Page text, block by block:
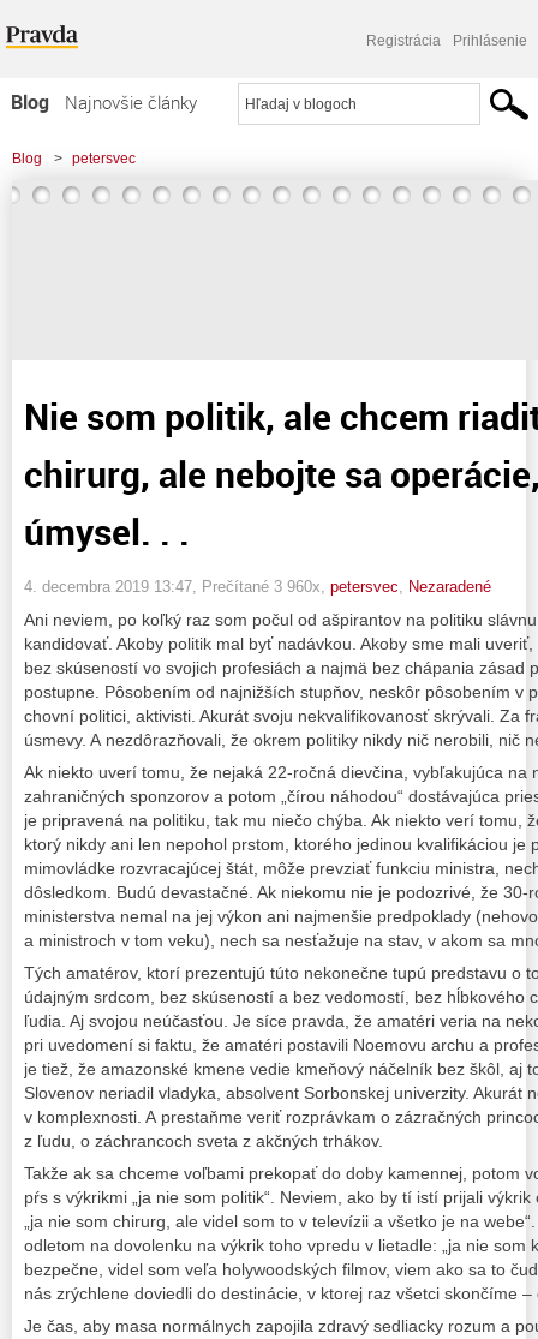
Registrácia Prihlásenie
Blog
Najnovšie články
Najčítanejšie články
Najkomentovanejšie články
Blog > petersvec
> Nie som politik, ale chcem riadiť štát. Nie som chirurg, ale nebojte sa
Nie som politik, ale chcem
chirurg, ale nebojte sa
úmysel. . .
4. decembra 2019 13:47 , Prečítané 3 960x, petersvec Nezaradené
Ani neviem, po koľký raz som počul od ašpirantov na politiku
kandidovať. Akoby politik mal byť nadávkou. Akoby sme mali
bez skúseností vo svojich profesiách a najmä bez chápania zásad
postupne. Pôsobením od najnižších stupňov, neskôr pôsobením v
chovní politici, aktivisti. Akurát svoju nekvalifikovanosť skrývali. Za
úsmevy. A nezdôrazňovali, že okrem politiky nikdy nič nerobili, nič
Ak niekto uverí tomu, že nejaká 22-ročná dievčina, vybľakujúca na
zahraničných sponzorov a potom „čírou náhodou“ dostávajúca
je pripravená na politiku, tak mu niečo chýba. Ak niekto verí tomu,
ktorý nikdy ani len nepohol prstom, ktorého jedinou kvalifikáciou je
mimovládke rozvracajúcej štát, môže prevziať funkciu ministra,
dôsledkom. Budú devastačné. Ak niekomu nie je podozrivé, že
ministerstva nemal na jej výkon ani najmenšie predpoklady
a ministroch v tom veku), nech sa nesťažuje na stav, v akom sa
Tých amatérov, ktorí prezentujú túto nekonečne tupú predstavu o
údajným srdcom, bez skúseností a bez vedomostí, bez hĺbkového
ľudia. Aj svojou neúčasťou. Je síce pravda, že amatéri veria na
pri uvedomení si faktu, že amatéri postavili Noemovu archu a
je tiež, že amazonské kmene vedie kmeňový náčelník bez škôl, aj
Slovenov neriadil vladyka, absolvent Sorbonskej univerzity. Akurát
v komplexnosti. A prestaňme veriť rozprávkam o zázračných
z ľudu, o záchrancoch sveta z akčných trhákov.
Takže ak sa chceme voľbami prekopať do doby kamennej, potom
pŕs s výkrikmi „ja nie som politik“. Neviem, ako by tí istí prijali
„ja nie som chirurg, ale videl som to v televízii a všetko je na
odletom na dovolenku na výkrik toho vpredu v lietadle: „ja nie som
bezpečne, videl som veľa holywoodských filmov, viem ako sa to
nás zrýchlene doviedli do destinácie, v ktorej raz všetci skončíme –
Je čas, aby masa normálnych zapojila zdravý sedliacky rozum a